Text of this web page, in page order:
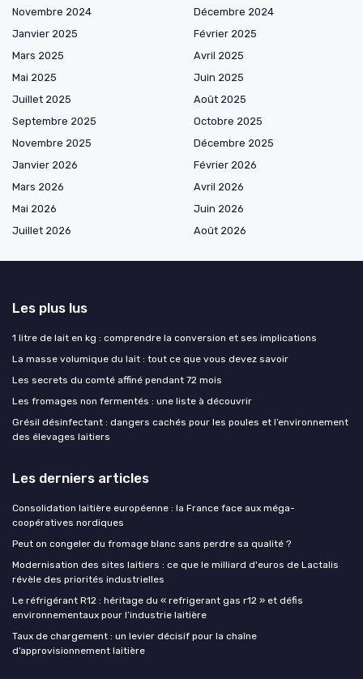
Novembre 2024
Décembre 2024
Janvier 2025
Février 2025
Mars 2025
Avril 2025
Mai 2025
Juin 2025
Juillet 2025
Août 2025
Septembre 2025
Octobre 2025
Novembre 2025
Décembre 2025
Janvier 2026
Février 2026
Mars 2026
Avril 2026
Mai 2026
Juin 2026
Juillet 2026
Août 2026
Les plus lus
1 litre de lait en kg : comprendre la conversion et ses implications
La masse volumique du lait : tout ce que vous devez savoir
Les secrets du comté affiné pendant 72 mois
Les fromages non fermentés : une liste à découvrir
Grésil désinfectant : dangers cachés pour les poules et l’environnement
des élevages laitiers
Les derniers articles
Consolidation laitière européenne : la France face aux méga-
coopératives nordiques
Peut on congeler du fromage blanc sans perdre sa qualité ?
Modernisation des sites laitiers : ce que le milliard d'euros de Lactalis
révèle des priorités industrielles
Le réfrigérant R12 : héritage du « refrigerant gas r12 » et défis
environnementaux pour l’industrie laitière
Taux de chargement : un levier décisif pour la chaîne
d’approvisionnement laitière